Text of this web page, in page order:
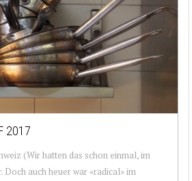
2017
(Wir hatten das schon einmal, im
Doch auch heuer war «radical» im